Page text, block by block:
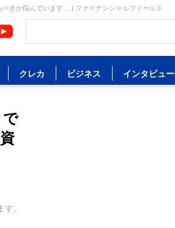
きか悩んでいます… | ファイナンシャルフィールド
クレカ ビジネス インタビュー
で
す。